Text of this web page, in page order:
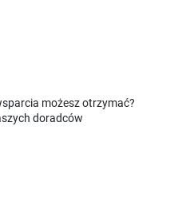
możesz otrzymać?
doradców